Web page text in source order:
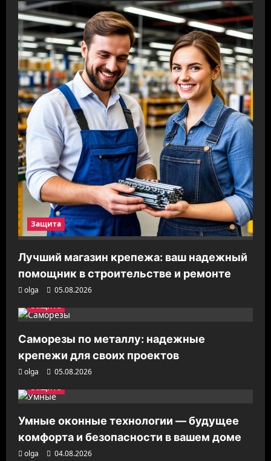
Защита
Лучший магазин крепежа: ваш надежный
помощник в строительстве и ремонте
olga
05.08.2026
Защита
Саморезы по металлу: надежные
крепежи для своих проектов
olga
05.08.2026
Защита
Умные оконные технологии — будущее
комфорта и безопасности в вашем доме
olga 04.08.2026